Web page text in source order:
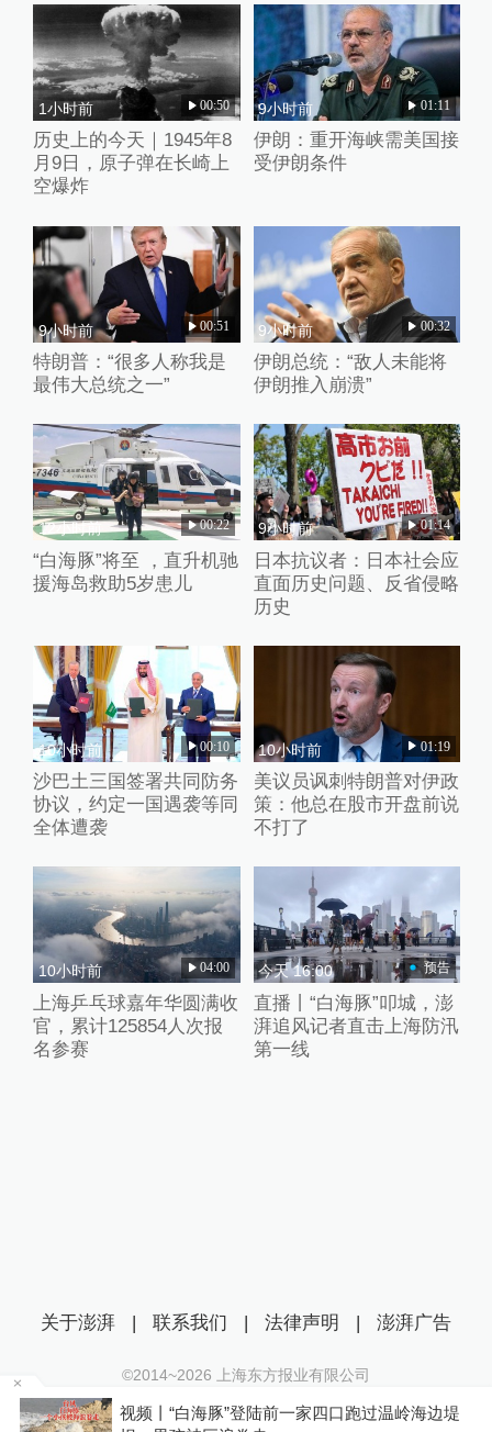
1小时前 00:50
历史上的今天｜1945年8
月9日，原子弹在长崎上
空爆炸
9小时前 01:11
伊朗：重开海峡需美国接
受伊朗条件
9小时前 00:51
特朗普：“很多人称我是
最伟大总统之一”
9小时前 00:32
伊朗总统：“敌人未能将
伊朗推入崩溃”
12小时前 00:22
“白海豚”将至 ，直升机驰
援海岛救助5岁患儿
9小时前 01:14
日本抗议者：日本社会应
直面历史问题、反省侵略
历史
10小时前 00:10
沙巴土三国签署共同防务
协议，约定一国遇袭等同
全体遭袭
10小时前 01:19
美议员讽刺特朗普对伊政
策：他总在股市开盘前说
不打了
10小时前 04:00
上海乒乓球嘉年华圆满收
官，累计125854人次报
名参赛
今天 16:00 预告
直播丨“白海豚”叩城，澎
湃追风记者直击上海防汛
第一线
视频丨“白海豚”登陆前一家四口跑过温岭海边堤
关于澎湃 | 联系我们 | 法律声明 | 澎湃广告
©2014~2026 上海东方报业有限公司
沪ICP证：沪B2-20170116 | 沪ICP备14003370号